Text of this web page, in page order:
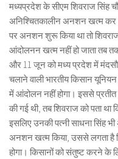
मध्यप्रदेश के सीएम शिवराज सिंह
अनिश्चितकालीन अनशन खत्म कर
पर अनशन शुरू किया था तो
आंदोलनन खत्म नहीं हो जाता तब
और 11 जून को मध्य प्रदेश में
चलाने वाली भारतीय किसान
में आंदोलन नहीं होगा। इससे
की गई थी, तब शिवराज को पता था
इसलिए उनकी पत्नी साधना सिंह
अनशन खत्म किया, उससे लगता है
होगा। किसानों को संतुष्ट करने के